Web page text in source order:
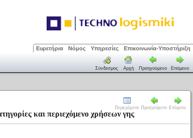
Ευρετήρια Νόμος Υπηρεσίες Επικοινωνία-Υποστήριξη
Σύνδεσμος Αρχή Προηγούμενο Επόμενο